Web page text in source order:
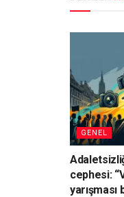
GENEL
cephesi:
yarışması